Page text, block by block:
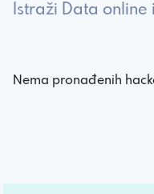
Istraži Data
Nema pronađenih